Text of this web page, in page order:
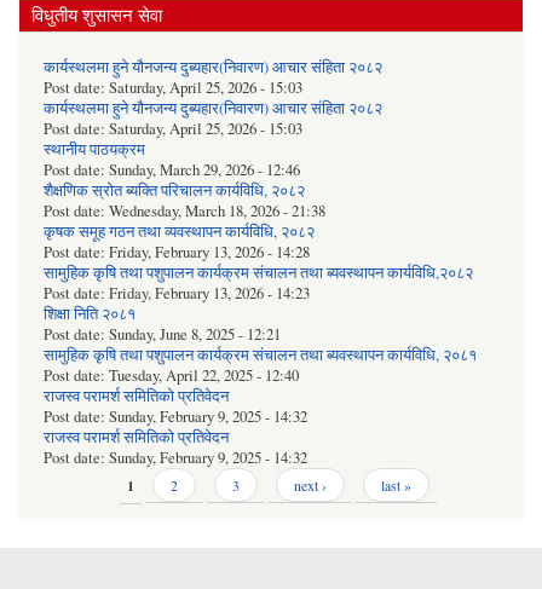
विधुतीय शुसासन सेवा
कार्यस्थलमा हुने यौनजन्य दुब्यहार(निवारण) आचार संहिता २०८२
Post date: Saturday, April 25, 2026 - 15:03
कार्यस्थलमा हुने यौनजन्य दुब्यहार(निवारण) आचार संहिता २०८२
Post date: Saturday, April 25, 2026 - 15:03
स्थानीय पाठयक्रम
Post date: Sunday, March 29, 2026 - 12:46
शैक्षणिक स्रोत ब्यक्ति परिचालन कार्यविधि, २०८२
Post date: Wednesday, March 18, 2026 - 21:38
कृषक समूह गठन तथा व्यवस्थापन कार्यविधि, २०८२
Post date: Friday, February 13, 2026 - 14:28
सामुहिक कृषि तथा पशुपालन कार्यक्रम संचालन तथा ब्यवस्थापन कार्यविधि,२०८२
Post date: Friday, February 13, 2026 - 14:23
शिक्षा निति २०८१
Post date: Sunday, June 8, 2025 - 12:21
सामुहिक कृषि तथा पशुपालन कार्यक्रम संचालन तथा ब्यवस्थापन कार्यविधि, २०८१
Post date: Tuesday, April 22, 2025 - 12:40
राजस्व परामर्श समितिको प्रतिवेदन
Post date: Sunday, February 9, 2025 - 14:32
राजस्व परामर्श समितिको प्रतिवेदन
Post date: Sunday, February 9, 2025 - 14:32
1 2 3 next › last »